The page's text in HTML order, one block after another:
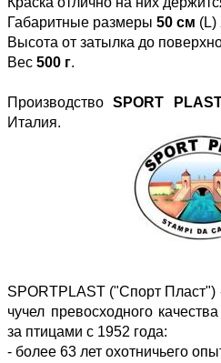
Габаритные размеры 50 см (L)
Высота от затылка до
Вес 500 г.
ПроизводствоSPORT
Италия.
SPORTPLAST ("Спорт Пласт")
чучел превосходного
за птицами с 1952 года:
- более 63 лет охотничьего